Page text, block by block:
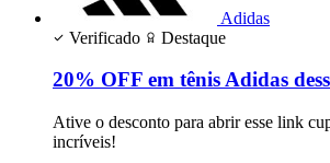
Adidas
Verificado
Destaque
20% OFF em tênis Adidas
Ative o desconto para abrir esse link
incríveis!